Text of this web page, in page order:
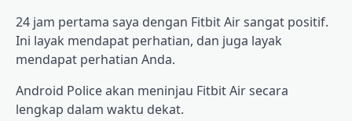
24 jam pertama saya dengan Fitbit Air sangat positif.
Ini layak mendapat perhatian, dan juga layak
mendapat perhatian Anda.
Android Police akan meninjau Fitbit Air secara
lengkap dalam waktu dekat.